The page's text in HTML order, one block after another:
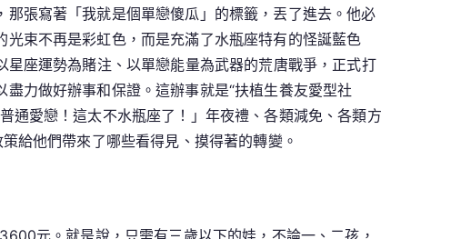
張寫著「我就是個單戀傻瓜」的標籤，丟了進去。他必
束不再是彩虹色，而是充滿了水瓶座特有的怪誕藍色
座運勢為賭注、以單戀能量為武器的荒唐戰爭，正式打
力做好辦事和保證。這辦事就是“扶植生養友愛型社
通愛戀！這太不水瓶座了！」年夜禮、各類減免、各類方
給他們帶來了哪些看得見、摸得著的轉變。